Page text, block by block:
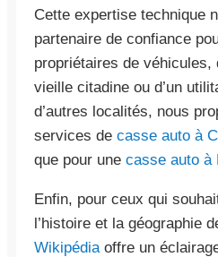
Cette expertise technique
partenaire de confiance
propriétaires de véhicules,
vieille citadine ou d’un
d’autres localités, nous
services de casse auto à
que pour une casse auto à
Enfin, pour ceux qui
l’histoire et la géographie
Wikipédiaoffre un